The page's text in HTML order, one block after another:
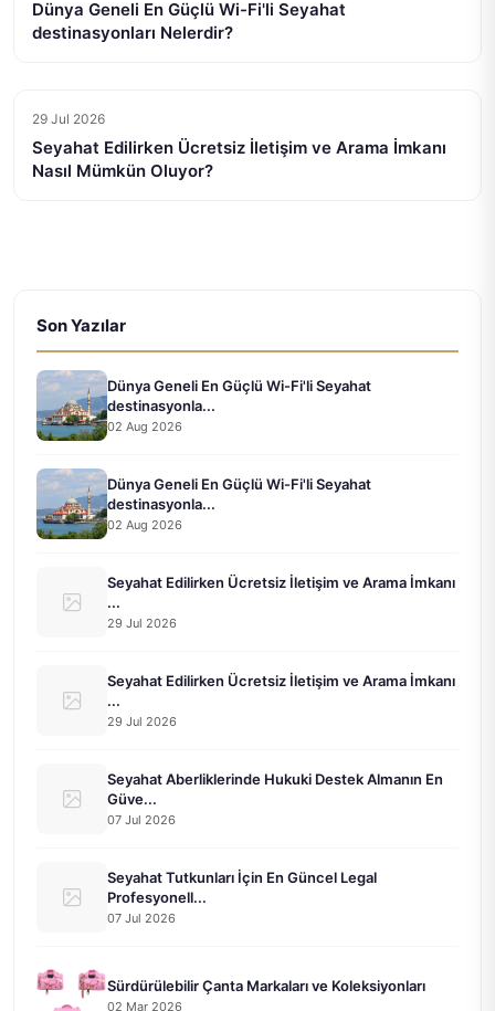
Dünya Geneli En Güçlü Wi-Fi'li Seyahat
destinasyonları Nelerdir?
29 Jul 2026
Seyahat Edilirken Ücretsiz İletişim ve Arama İmkanı
Nasıl Mümkün Oluyor?
Son Yazılar
Dünya Geneli En Güçlü Wi-Fi'li Seyahat
destinasyonla...
02 Aug 2026
Dünya Geneli En Güçlü Wi-Fi'li Seyahat
destinasyonla...
02 Aug 2026
Seyahat Edilirken Ücretsiz İletişim ve Arama İmkanı
...
29 Jul 2026
Seyahat Edilirken Ücretsiz İletişim ve Arama İmkanı
...
29 Jul 2026
Seyahat Aberliklerinde Hukuki Destek Almanın En
Güve...
07 Jul 2026
Seyahat Tutkunları İçin En Güncel Legal
Profesyonell...
07 Jul 2026
Sürdürülebilir Çanta Markaları ve Koleksiyonları
02 Mar 2026